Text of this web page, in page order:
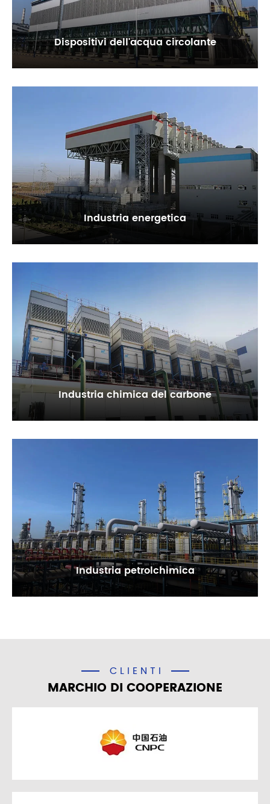
Dispositivi dell'acqua circolante
Industria energetica
Industria chimica del carbone
Industria petrolchimica
CLIENTI
MARCHIO DI COOPERAZIONE